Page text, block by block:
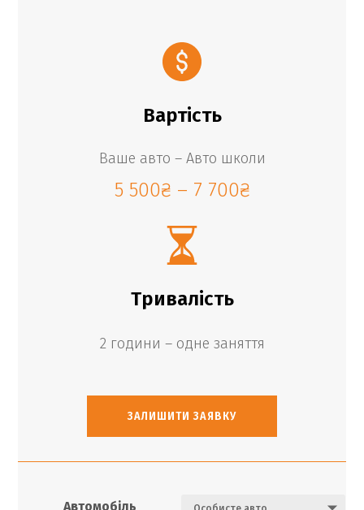
Вартість
Ваше авто – Авто школи
5 500₴ – 7 700₴
Тривалість
2 години – одне заняття
ЗАЛИШИТИ ЗАЯВКУ
Автомобіль